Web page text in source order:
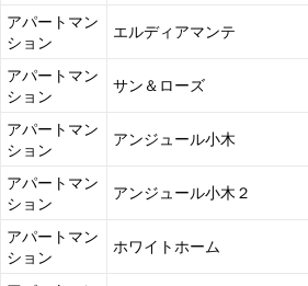
アパートマン
ション
エルディアマンテ
アパートマン
ション
サン＆ローズ
アパートマン
ション
アンジュール小木
アパートマン
ション
アンジュール小木２
アパートマン
ション
ホワイトホーム